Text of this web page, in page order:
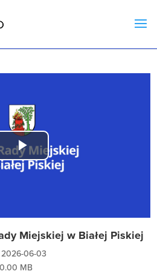
Play
Miejskiej w Białej Piskiej
2026-06-03
MB